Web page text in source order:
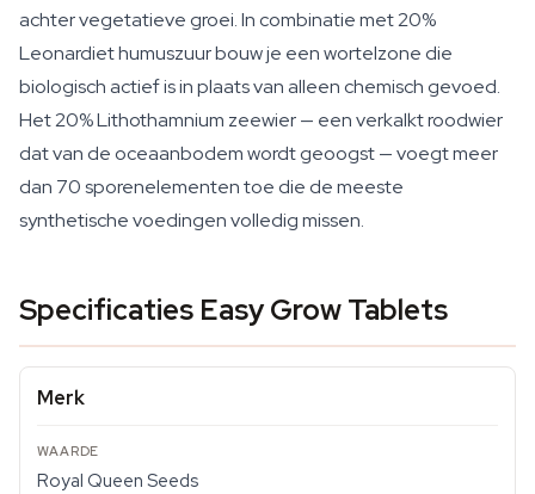
achter vegetatieve groei. In combinatie met 20%
Leonardiet humuszuur bouw je een wortelzone die
biologisch actief is in plaats van alleen chemisch gevoed.
Het 20% Lithothamnium zeewier — een verkalkt roodwier
dat van de oceaanbodem wordt geoogst — voegt meer
dan 70 sporenelementen toe die de meeste
synthetische voedingen volledig missen.
Specificaties Easy Grow Tablets
Merk
Royal Queen Seeds